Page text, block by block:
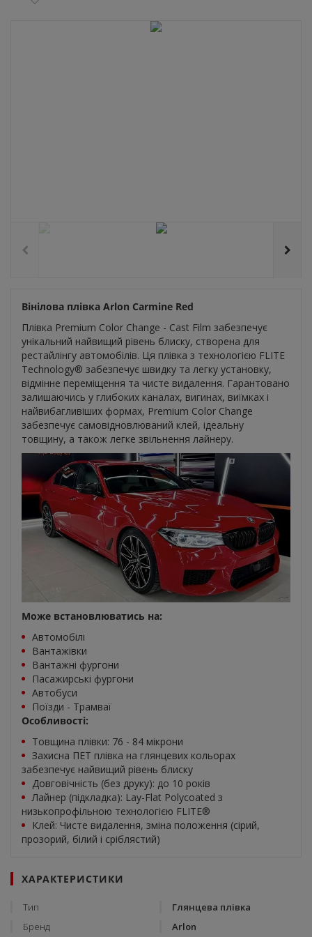
Вінілова плівка Arlon Carmine Red
Плівка Premium Color Change - Cast Film забезпечує
унікальний найвищий рівень блиску, створена для
рестайлінгу автомобілів. Ця плівка з технологією FLITE
Technology® забезпечує швидку та легку установку,
відмінне переміщення та чисте видалення. Гарантовано
залишаючись у глибоких каналах, вигинах, виїмках і
найвибагливіших формах, Premium Color Change
забезпечує самовідновлюваний клей, ідеальну
товщину, а також легке звільнення лайнеру.
Може встановлюватись на:
Автомобілі
Вантажівки
Вантажні фургони
Пасажирські фургони
Автобуси
Поїзди - Трамваї
Особливості:
Товщина плівки: 76 - 84 мікрони
Захисна ПЕТ плівка на глянцевих кольорах
забезпечує найвищий рівень блиску
Довговічність (без друку): до 10 років
Лайнер (підкладка): Lay-Flat Polycoated з
низькопрофільною технологією FLITE®
Клей: Чисте видалення, зміна положення (сірий,
прозорий, білий і сріблястий)
ХАРАКТЕРИСТИКИ
Тип
Глянцева плівка
Бренд
Arlon